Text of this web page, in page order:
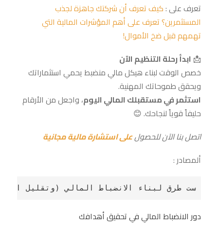
تعرف على :كيف تعرف أن شركتك جاهزة لجذب
المستثمرين؟ تعرف على أهم المؤشرات المالية التي
تهمهم قبل ضخ الأموال!
📩 ابدأ رحلة التنظيم الآن
خصص الوقت لبناء هيكل مالي منضبط يحمي استثماراتك
ويحقق طموحاتك المهنية.
استثمر في مستقبلك المالي اليوم، واجعل من الأرقام
حليفاً قوياً لنجاحك. 😊
اتصل بنا الآن للحصولعلى استشارة مالية مجانية
ألمصادر :
ست طرق لبناء الانضباط المالي (وتقليل
دور الانضباط المالي في تحقيق أهدافك